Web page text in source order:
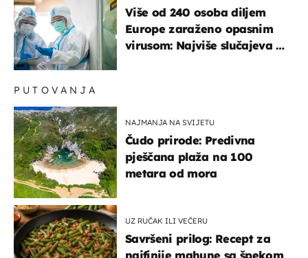
Više od 240 osoba diljem
Europe zaraženo opasnim
virusom: Najviše slučajeva u
PUTOVANJA
NAJMANJA NA SVIJETU
Čudo prirode: Predivna
pješčana plaža na 100
metara od mora
UZ RUČAK ILI VEČERU
Savršeni prilog: Recept za
najfinije mahune sa špekom